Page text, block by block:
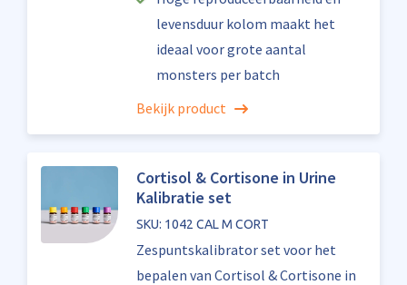
levensduur kolom maakt het
ideaal voor grote aantal
monsters per batch
Bekijk product
Cortisol & Cortisone in Urine
Kalibratie set
SKU: 1042 CAL M CORT
Zespuntskalibrator set voor het
bepalen van Cortisol & Cortisone in